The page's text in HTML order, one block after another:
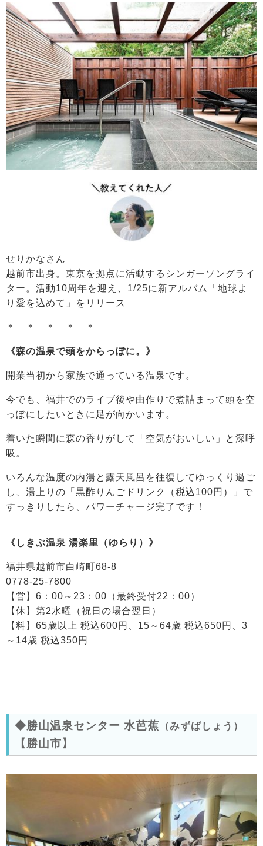
せりかなさん
越前市出身。東京を拠点に活動するシンガーソングライ
ター。活動10周年を迎え、1/25に新アルバム「地球よ
り愛を込めて」をリリース
＊ ＊ ＊ ＊ ＊
《森の温泉で頭をからっぽに。》
開業当初から家族で通っている温泉です。
今でも、福井でのライブ後や曲作りで煮詰まって頭を空
っぽにしたいときに足が向かいます。
着いた瞬間に森の香りがして「空気がおいしい」と深呼
吸。
いろんな温度の内湯と露天風呂を往復してゆっくり過ご
し、湯上りの「黒酢りんごドリンク（税込100円）」で
すっきりしたら、パワーチャージ完了です！
《しきぶ温泉 湯楽里（ゆらり）》
福井県越前市白崎町68-8
0778-25-7800
【営】6：00～23：00（最終受付22：00）
【休】第2水曜（祝日の場合翌日）
【料】65歳以上 税込600円、15～64歳 税込650円、3
～14歳 税込350円
◆勝山温泉センター 水芭蕉 （みずばしょう）
【勝山市】